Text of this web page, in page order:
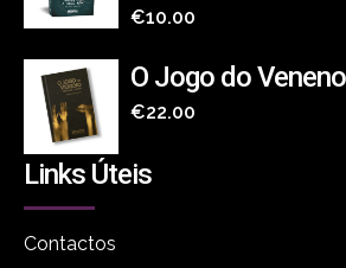
€10.00
O Jogo do Veneno
€22.00
Links Úteis
Contactos